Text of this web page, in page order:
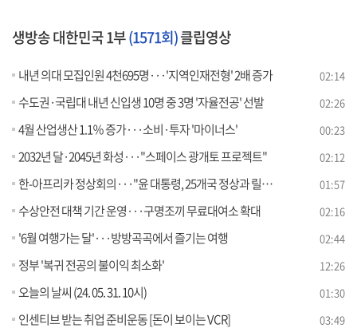
생방송 대한민국 1부(1571회)클립영상
내년 의대 모집인원 4천695명···'지역인재전형' 2배 증가 02:14
수도권·국립대 내년 신입생 10명 중 3명 '자율전공' 선발 02:26
4월 산업생산 1.1％ 증가···소비·투자 '마이너스' 00:23
2032년 달·2045년 화성···"스페이스 광개토 프로젝트" 02:12
한-아프리카 정상회의···"윤 대통령, 25개국 정상과 릴레이 회담" 01:57
수상안전 대책 기간 운영···구명조끼 무료대여소 확대 02:16
'6월 여행가는 달'···방방곡곡에서 즐기는 여행 02:44
정부 '복귀 전공의 불이익 최소화' 12:26
오늘의 날씨 (24. 05. 31. 10시) 01:30
인센티브 받는 취업 준비운동 [돈이 보이는 VCR] 03:49